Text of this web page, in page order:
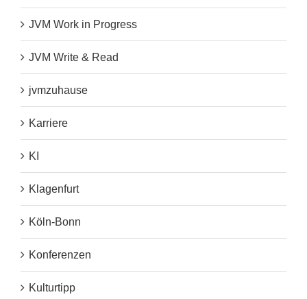
JVM Work in Progress
JVM Write & Read
jvmzuhause
Karriere
KI
Klagenfurt
Köln-Bonn
Konferenzen
Kulturtipp